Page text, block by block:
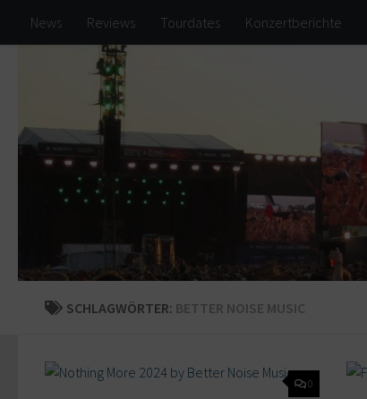
Zum Inhalt springen
News Reviews Tourdates Konzertberichte
SCHLAGWÖRTER: BETTER NOISE MUSIC
0